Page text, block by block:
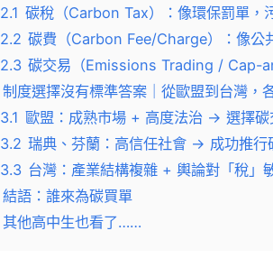
2.1 碳稅（Carbon Tax）：像環保罰單，
2.2 碳費（Carbon Fee/Charge）：像公
2.3 碳交易（Emissions Trading / Cap-
制度選擇沒有標準答案｜從歐盟到台灣，
3.1 歐盟：成熟市場 + 高度法治 → 選擇碳
3.2 瑞典、芬蘭：高信任社會 → 成功推行
3.3 台灣：產業結構複雜 + 輿論對「稅
結語：誰來為碳買單
其他高中生也看了……